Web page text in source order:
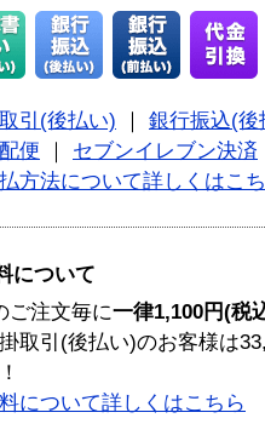
引(後払い) ｜ 銀行振込(後
便 ｜ セブンイレブン決済
方法について詳しくはこ
について
ご注文毎に一律1,100円(税
取引(後払い)のお客様は
について詳しくはこちら